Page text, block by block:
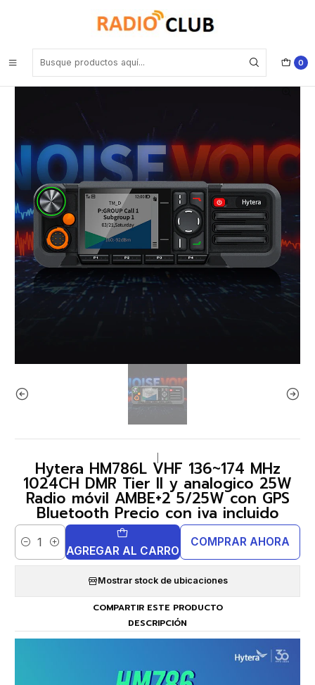
0
Hytera HM786L VHF 136~174 MHz 1024CH DMR Tier II y analogico
25W Radio móvil AMBE+2 5/25W con GPS Bluetooth Precio con iva
Hytera HM786L VHF 136~174 MHz
1024CH DMR Tier II y analogico 25W
Radio móvil AMBE+2 5/25W con GPS
Bluetooth Precio con iva incluido
Cantidad AGREGAR AL CARRO
COMPRAR AHORA
Mostrar stock de ubicaciones
COMPARTIR ESTE PRODUCTO
DESCRIPCIÓN